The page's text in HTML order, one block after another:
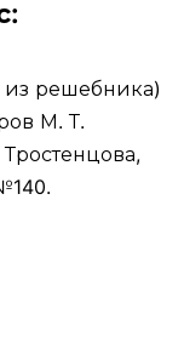
решебника)
М. Т.